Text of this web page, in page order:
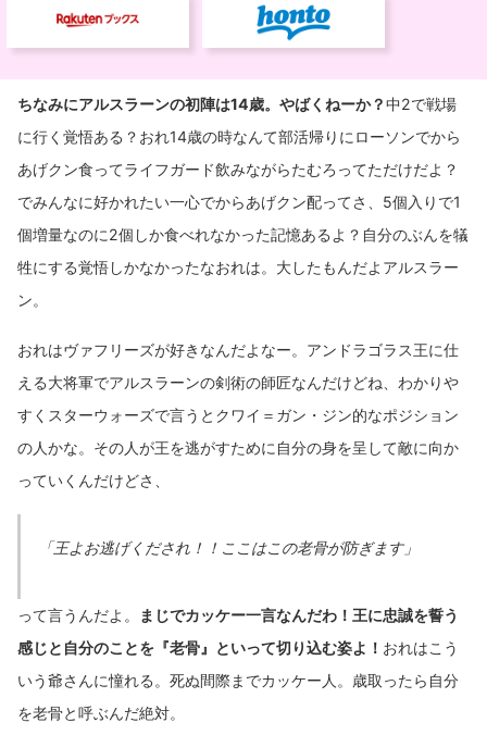
ちなみにアルスラーンの初陣は14歳。やばくねーか？中2で戦場
に行く覚悟ある？おれ14歳の時なんて部活帰りにローソンでから
あげクン食ってライフガード飲みながらたむろってただけだよ？
でみんなに好かれたい一心でからあげクン配ってさ、5個入りで1
個増量なのに2個しか食べれなかった記憶あるよ？自分のぶんを犠
牲にする覚悟しかなかったなおれは。大したもんだよアルスラー
ン。
おれはヴァフリーズが好きなんだよなー。アンドラゴラス王に仕
える大将軍でアルスラーンの剣術の師匠なんだけどね、わかりや
すくスターウォーズで言うとクワイ＝ガン・ジン的なポジション
の人かな。その人が王を逃がすために自分の身を呈して敵に向か
っていくんだけどさ、
「王よお逃げくだされ！！ここはこの老骨が防ぎます」
って言うんだよ。
まじでカッケー一言なんだわ！王に忠誠を誓う
感じと自分のことを『老骨』といって切り込む姿よ！ おれはこう
いう爺さんに憧れる。死ぬ間際までカッケー人。歳取ったら自分
を老骨と呼ぶんだ絶対。